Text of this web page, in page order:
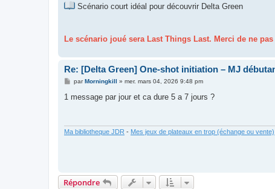
Scénario court idéal pour découvrir Delta Green
Le scénario joué sera Last Things Last. Merci de ne
Re: [Delta Green] One-shot initiation – MJ
M
s
parMorningkill » mer. mars 04, 2026 9:48 pm
1 message par jour et ca dure 5 a 7 jours ?
Ma bibliotheque JDR - Mes jeux de plateaux en trop (échange ou vente)
Répondre